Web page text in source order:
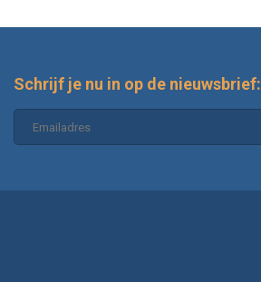
Schrijf je nu in op de nieuwsbrief: